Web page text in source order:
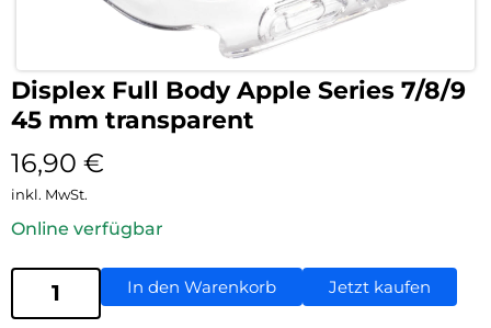
Displex Full Body Apple Series 7/8/9
45 mm transparent
16,90 €
inkl. MwSt.
Online verfügbar
In den Warenkorb Jetzt kaufen